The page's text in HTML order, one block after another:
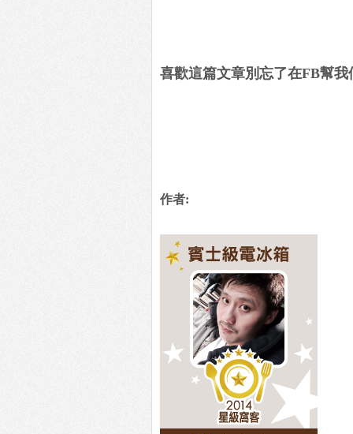
喜歡這篇文章別忘了在FB幫
作者: